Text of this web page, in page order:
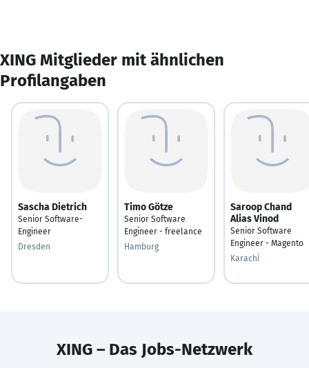
XING Mitglieder mit ähnlichen
Profilangaben
Sascha Dietrich
Senior Software-
Engineer
Dresden
Timo Götze
Senior Software
Engineer - freelance
Hamburg
Saroop Chand
Alias Vinod
Senior Software
Engineer - Magento
Karachi
XING – Das Jobs-Netzwerk